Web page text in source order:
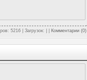
5216 | Загрузок: | | Комментарии (0)